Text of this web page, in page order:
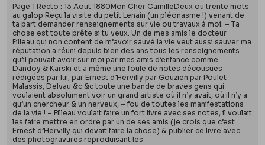
Page 1 Recto : 13 Aout 1880Mon Cher CamilleDeux ou trente mots
au galop Reçu la visite du petit Lenain (un pléonasme !) venant de
ta part demander renseignements sur vie ou travaux à moi. – Ta
chose est toute prête si tu veux. Un de mes amis le docteur
Filleau qui non content de m’avoir sauvé la vie veut aussi sauver ma
réputation a réuni depuis bien des ans tous les renseignements
qu’il pouvait avoir sur moi par mes amis d’enfance comme
Dandoy & Karski et a même une foule de notes décousues
rédigées par lui, par Ernest d’Hervilly par Gouzien par Poulet
Malassis, Delvau &c &c toute une bande de braves gens qui
voulaient absolument voir un grand artiste où il n’y avait, où il n’y a
qu’un chercheur & un nerveux, – fou de toutes les manifestations
de la vie ! – Filleau voulait faire un fort livre avec ses notes, il voulait
les faire mettre en ordre par un de ses amis (je crois que c’est
Ernest d’Hervilly qui devait faire la chose) & publier ce livre avec
des photogravures reproduisant les